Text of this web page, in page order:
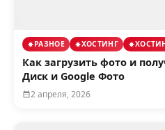
РАЗНОЕ ХОСТИНГ
Как загрузить фото и
Диск и Google Фото
2 апреля, 2026